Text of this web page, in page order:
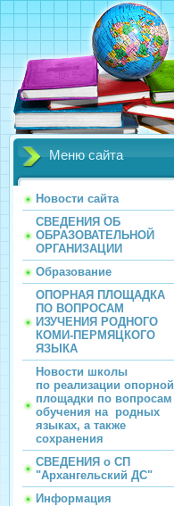
Меню сайта
Новости сайта
СВЕДЕНИЯ ОБ
ОБРАЗОВАТЕЛЬНОЙ
ОРГАНИЗАЦИИ
Образование
ОПОРНАЯ ПЛОЩАДКА
ПО ВОПРОСАМ
ИЗУЧЕНИЯ РОДНОГО
КОМИ-ПЕРМЯЦКОГО
ЯЗЫКА
Новости школы
по реализации опорной
площадки по вопросам
обучения на родных
языках, а также
сохранения
СВЕДЕНИЯ о СП
"Архангельский ДС"
Информация